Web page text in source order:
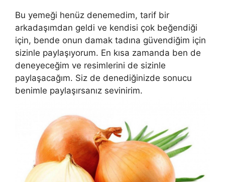
Bu yemeği henüz denemedim, tarif bir
arkadaşımdan geldi ve kendisi çok beğendiği
için, bende onun damak tadına güvendiğim için
sizinle paylaşıyorum. En kısa zamanda ben de
deneyeceğim ve resimlerini de sizinle
paylaşacağım. Siz de denediğinizde sonucu
benimle paylaşırsanız sevinirim.